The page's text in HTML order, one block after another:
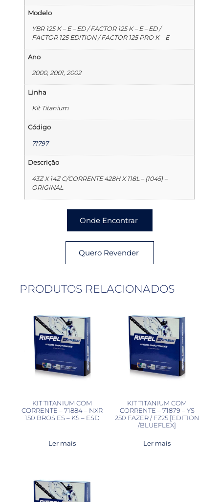
Modelo
YBR 125 K – E – ED / FACTOR 125 K – E – ED /
FACTOR 125 EDITION / FACTOR 125 PRO K – E
Ano
2000, 2001, 2002
Linha
Kit Titanium
Código
71797
Descrição
43Z X 14Z C/CORRENTE 428H X 118L – (1045) –
ORIGINAL
Onde Encontrar
Quero Revender
PRODUTOS RELACIONADOS
KIT TITANIUM COM
CORRENTE – 71884 – NXR
150 BROS ES – KS – ESD
Ler mais
KIT TITANIUM COM
CORRENTE – 71879 – YS
250 FAZER / FZ25 [EDITION
/BLUEFLEX]
Ler mais